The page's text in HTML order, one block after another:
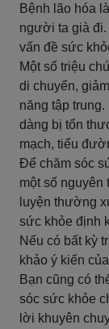
Bệnh lão hóa
người ta già đi.
vấn đề sức
Một số triệu
di chuyển,
năng tập
dàng bị tổn
mạch, tiểu
Để chăm sóc
một số nguyên
luyện thường
sức khỏe định
Nếu có bất kỳ
khảo ý kiến
Bạn cũng có
sóc sức khỏe
lời khuyên